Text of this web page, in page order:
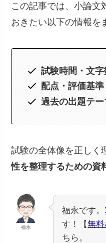
この記事では、小論文
おきたい以下の情報を
試験時間・文字
配点・評価基準
過去の出題テー
試験の全体像を正しく
性を整理するための資
福永
福永です。
す！【無
ちら。